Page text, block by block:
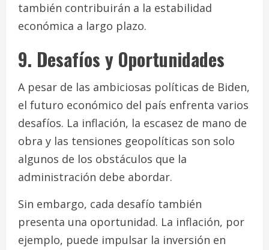
también contribuirán a la estabilidad
económica a largo plazo.
9. Desafíos y Oportunidades
A pesar de las ambiciosas políticas de Biden,
el futuro económico del país enfrenta varios
desafíos. La inflación, la escasez de mano de
obra y las tensiones geopolíticas son solo
algunos de los obstáculos que la
administración debe abordar.
Sin embargo, cada desafío también
presenta una oportunidad. La inflación, por
ejemplo, puede impulsar la inversión en